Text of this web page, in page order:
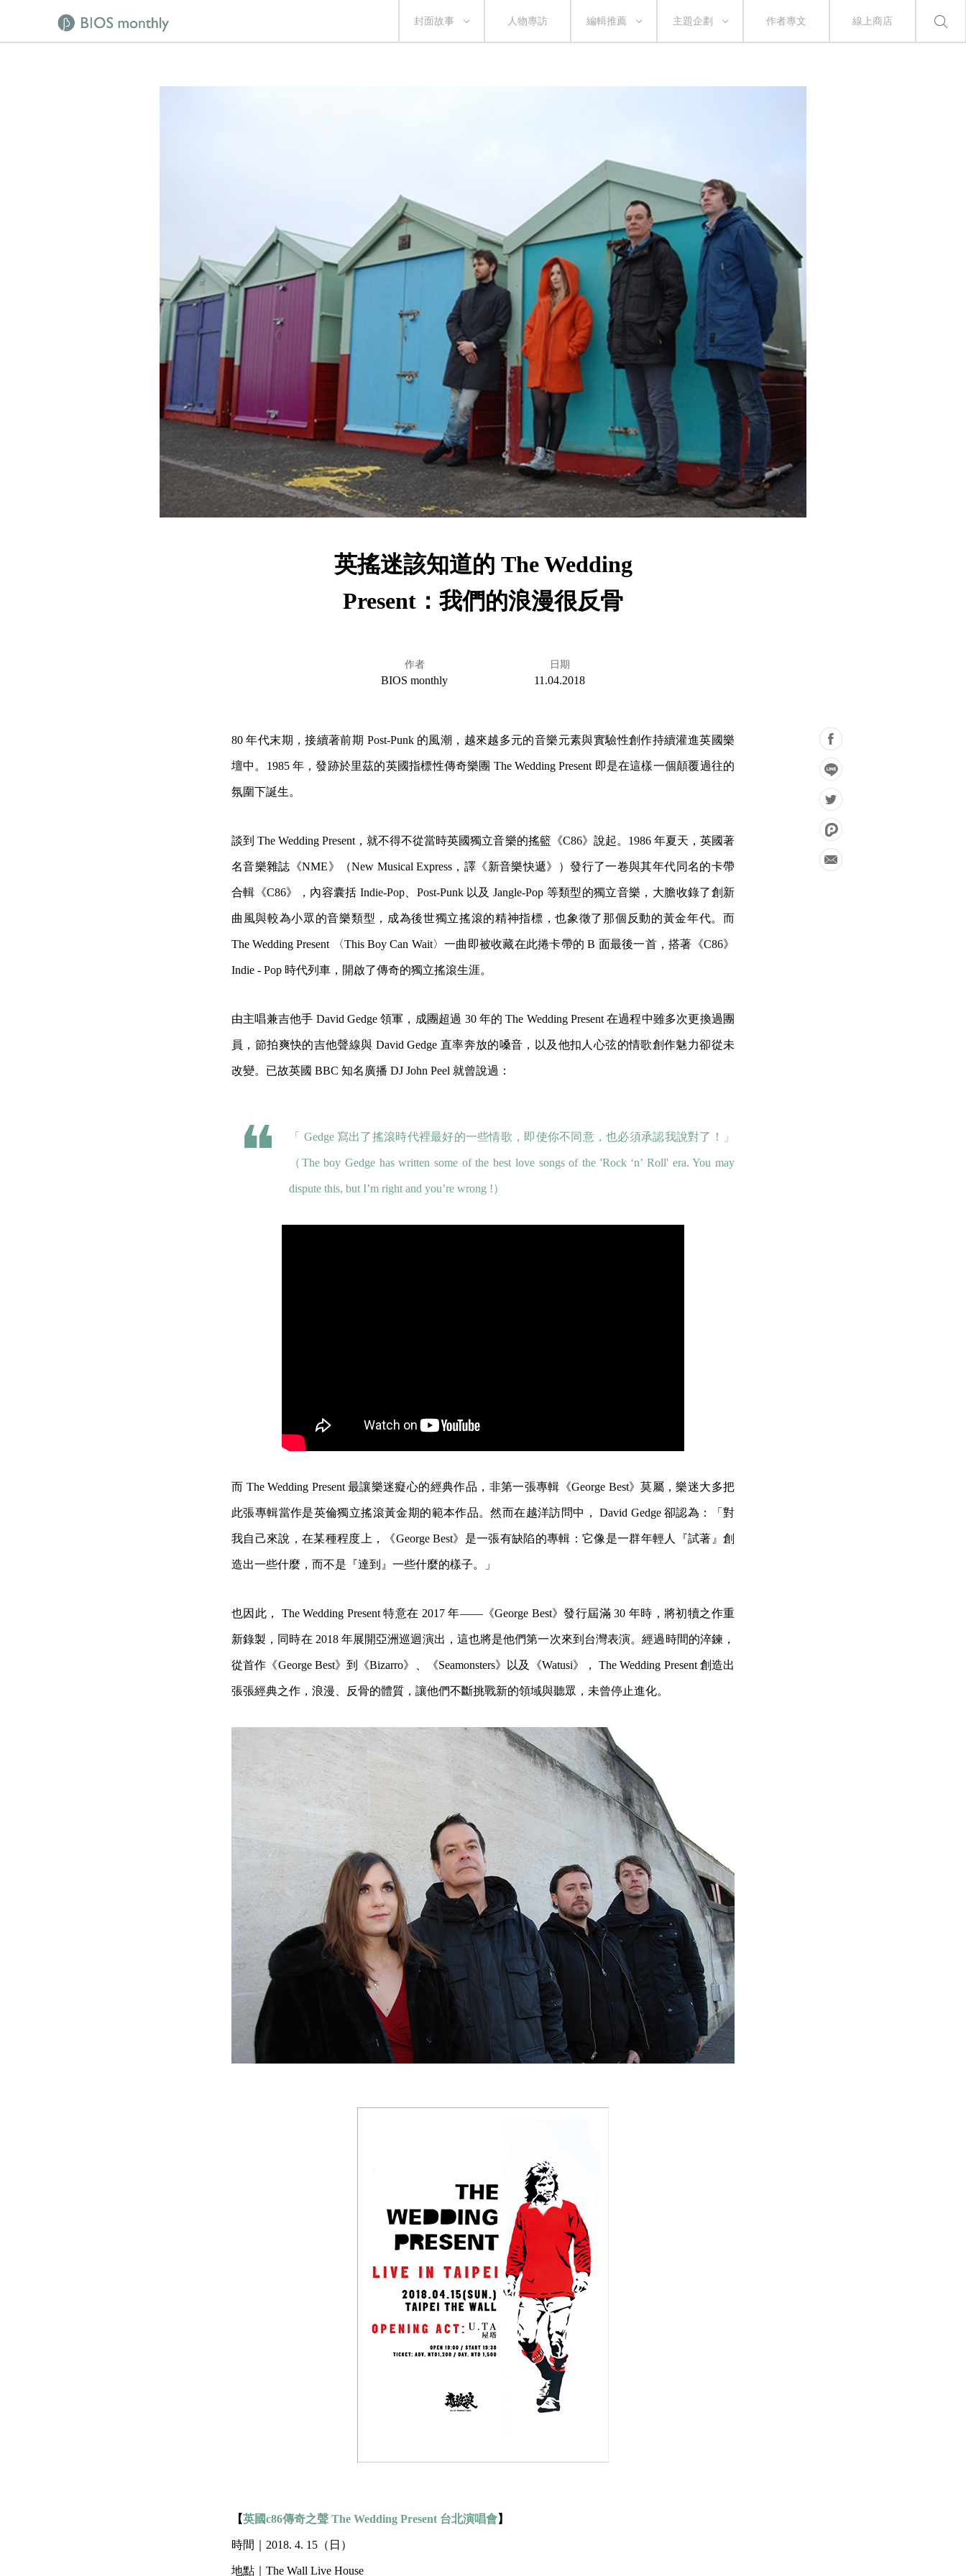
封面故事 人物專訪 編輯推薦 主題企劃 作者專文 線上商店
英搖迷該知道的 The Wedding
Present：我們的浪漫很反骨
作者
BIOS monthly
日期
11.04.2018
80 年代末期，接續著前期 Post-Punk 的風潮，越來越多元的音樂元素與實驗性創作持續灌進英國樂
壇中。1985 年，發跡於里茲的英國指標性傳奇樂團 The Wedding Present 即是在這樣一個顛覆過往的
氛圍下誕生。
談到 The Wedding Present，就不得不從當時英國獨立音樂的搖籃《C86》說起。1986 年夏天，英國著
名音樂雜誌《NME》（New Musical Express，譯《新音樂快遞》）發行了一卷與其年代同名的卡帶
合輯《C86》，內容囊括 Indie-Pop、Post-Punk 以及 Jangle-Pop 等類型的獨立音樂，大膽收錄了創新
曲風與較為小眾的音樂類型，成為後世獨立搖滾的精神指標，也象徵了那個反動的黃金年代。而
The Wedding Present 〈This Boy Can Wait〉一曲即被收藏在此捲卡帶的 B 面最後一首，搭著《C86》
Indie - Pop 時代列車，開啟了傳奇的獨立搖滾生涯。
由主唱兼吉他手 David Gedge 領軍，成團超過 30 年的 The Wedding Present 在過程中雖多次更換過團
員，節拍爽快的吉他聲線與 David Gedge 直率奔放的嗓音，以及他扣人心弦的情歌創作魅力卻從未
改變。已故英國 BBC 知名廣播 DJ John Peel 就曾說過：
「 Gedge 寫出了搖滾時代裡最好的一些情歌，即使你不同意，也必須承認我說對了！」
（The boy Gedge has written some of the best love songs of the 'Rock ‘n’ Roll' era. You may
dispute this, but I’m right and you’re wrong !）
而 The Wedding Present 最讓樂迷癡心的經典作品，非第一張專輯《George Best》莫屬，樂迷大多把
此張專輯當作是英倫獨立搖滾黃金期的範本作品。然而在越洋訪問中， David Gedge 卻認為：「對
我自己來說，在某種程度上，《George Best》是一張有缺陷的專輯：它像是一群年輕人『試著』創
造出一些什麼，而不是『達到』一些什麼的樣子。」
也因此， The Wedding Present 特意在 2017 年——《George Best》發行屆滿 30 年時，將初犢之作重
新錄製，同時在 2018 年展開亞洲巡迴演出，這也將是他們第一次來到台灣表演。經過時間的淬鍊，
從首作《George Best》到《Bizarro》、《Seamonsters》以及《Watusi》， The Wedding Present 創造出
張張經典之作，浪漫、反骨的體質，讓他們不斷挑戰新的領域與聽眾，未曾停止進化。
【英國c86傳奇之聲 The Wedding Present 台北演唱會】
時間｜2018. 4. 15（日）
地點｜The Wall Live House